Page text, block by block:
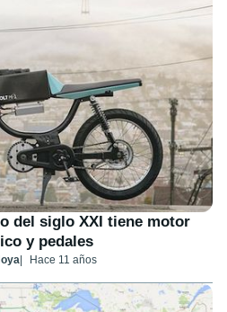
del siglo XXI tiene motor
y pedales
Hace 11 años